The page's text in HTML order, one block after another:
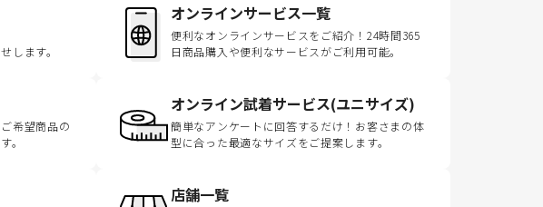
します。
オンラインサービス一覧
便利なオンラインサービスをご紹介！24時間365
日商品購入や便利なサービスがご利用可能。
希望商品の
。
オンライン試着サービス(ユニサイズ)
簡単なアンケートに回答するだけ！お客さまの体
型に合った最適なサイズをご提案します。
店舗一覧